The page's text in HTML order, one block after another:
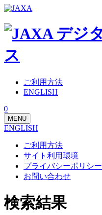
ご利用方法
ENGLISH
0
MENU
ENGLISH
ご利用方法
サイト利用環境
プライバシーポリシー
お問い合わせ
検索結果